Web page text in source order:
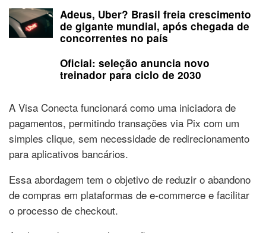
Adeus, Uber? Brasil freia crescimento
de gigante mundial, após chegada de
concorrentes no país
Oficial: seleção anuncia novo
treinador para ciclo de 2030
A Visa Conecta funcionará como uma iniciadora de
pagamentos, permitindo transações via Pix com um
simples clique, sem necessidade de redirecionamento
para aplicativos bancários.
Essa abordagem tem o objetivo de reduzir o abandono
de compras em plataformas de e-commerce e facilitar
o processo de checkout.